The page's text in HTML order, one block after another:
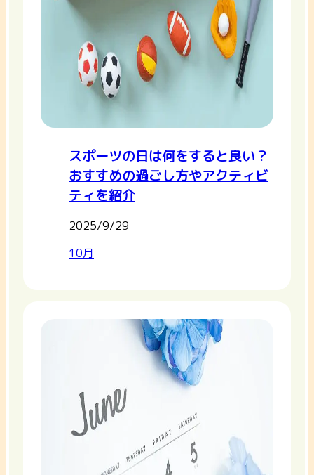
スポーツの日は何をすると良い？
おすすめの過ごし方やアクティビ
ティを紹介
2025/9/29
10月